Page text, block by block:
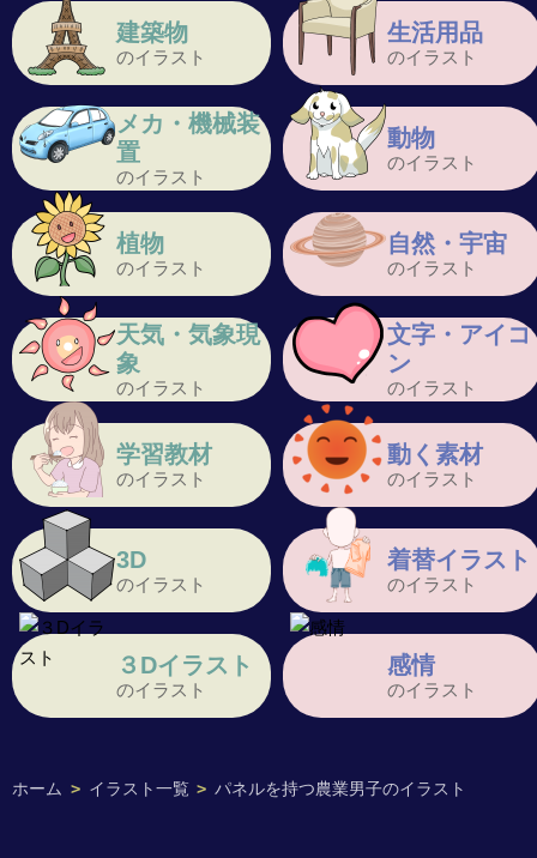
ホーム > イラスト一覧 > パネルを持つ農業男子のイラスト
建築物
のイラスト
生活用品
のイラスト
メカ・機械装
置
のイラスト
動物
のイラスト
植物
のイラスト
自然・宇宙
のイラスト
天気・気象現
象
のイラスト
文字・アイコ
ン
のイラスト
学習教材
のイラスト
動く素材
のイラスト
3D
のイラスト
着替イラスト
のイラスト
３Dイラスト
のイラスト
感情
のイラスト